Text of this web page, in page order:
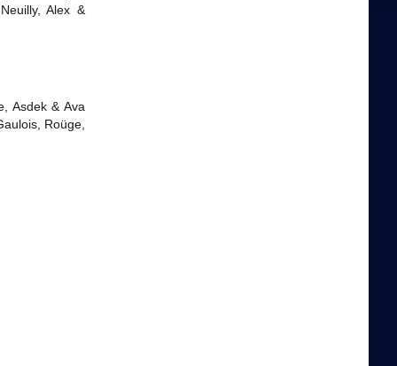
Alex &
Asdek & Ava
Roüge,